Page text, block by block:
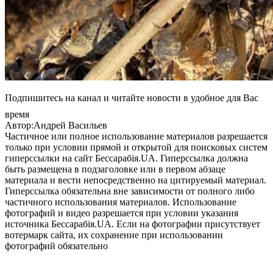
Подпишитесь на канал и читайте новости в удобное для Вас
время
Автор:Андрей Васильев
Частичное или полное использование материалов разрешается
только при условии прямой и открытой для поисковых систем
гиперссылки на сайт Бессарабія.UA. Гиперссылка должна
быть размещена в подзаголовке или в первом абзаце
материала и вести непосредственно на цитируемый материал.
Гиперссылка обязательна вне зависимости от полного либо
частичного использования материалов. Использование
фотографий и видео разрешается при условии указания
источника Бессарабія.UA. Если на фотографии присутствует
вотермарк сайта, их сохранение при использовании
фотографий обязательно